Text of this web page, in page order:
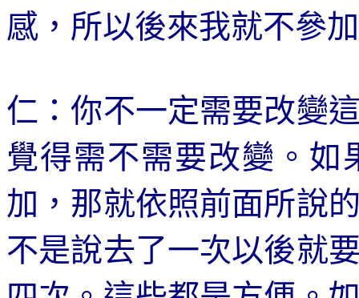
感，所以後來我就不參
仁：你不一定需要改變
覺得需不需要改變。如
加，那就依照前面所說
不是說去了一次以後就